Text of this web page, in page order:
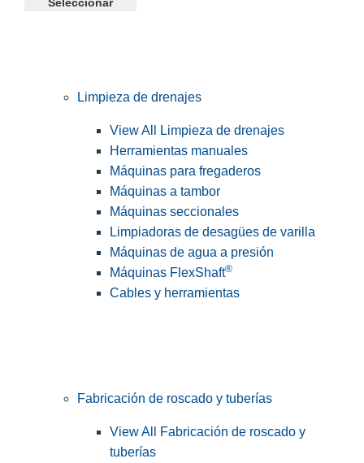
Limpieza de drenajes
View All Limpieza de drenajes
Herramientas manuales
Máquinas para fregaderos
Máquinas a tambor
Máquinas seccionales
Limpiadoras de desagües de varilla
Máquinas de agua a presión
Máquinas FlexShaft®
Cables y herramientas
Fabricación de roscado y tuberías
View All Fabricación de roscado y
tuberías